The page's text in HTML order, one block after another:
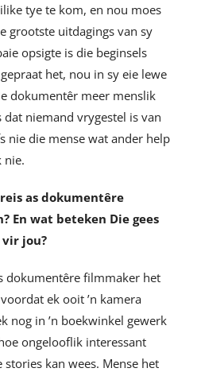
tye te kom, en nou moes
grootste uitdagings van sy
opsigte is die beginsels
het, nou in sy eie lewe
dokumentêr meer menslik
dat niemand vrygestel is van
nie die mense wat ander help
nie.
as dokumentêre
En wat beteken Die gees
jou?
dokumentêre filmmaker het
ek ooit ’n kamera
nog in ’n boekwinkel gewerk
ongelooflik interessant
stories kan wees. Mense het